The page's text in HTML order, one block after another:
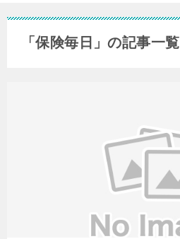
「保険毎日」の記事一覧